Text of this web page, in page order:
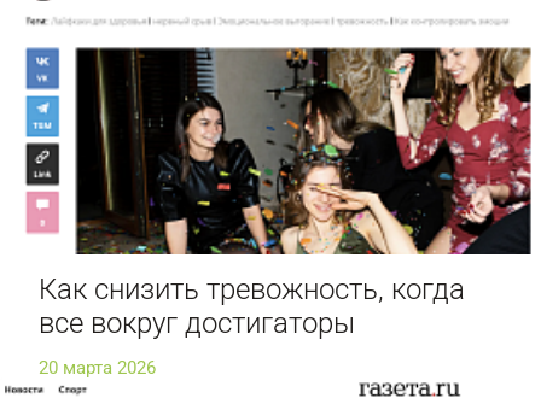
Как снизить тревожность, когда
все вокруг достигаторы
20 марта 2026